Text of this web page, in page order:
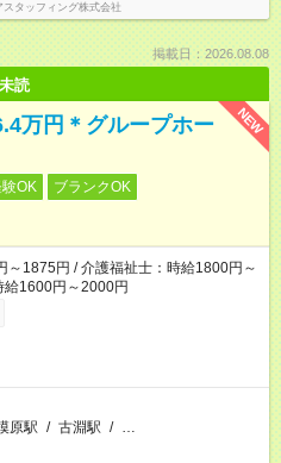
スタッフィング株式会社
掲載日：2026.08.08
未読
NEW
万円＊グループホー
OK
ブランクOK
～1875円 / 介護福祉士：時給1800円～
1600円～2000円
原駅 / 古淵駅 / …